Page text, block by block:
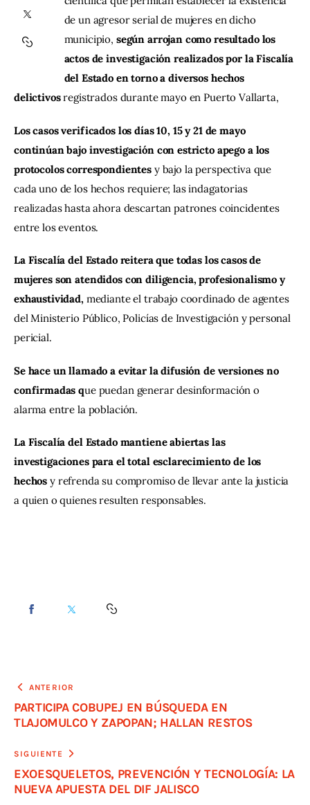
Contacto
de un agresor serial de mujeres en dicho
municipio, según arrojan como resultado los
actos de investigación realizados por la Fiscalía
del Estado en torno a diversos hechos
delictivos registrados durante mayo en Puerto Vallarta,
Los casos verificados los días 10, 15 y 21 de mayo
continúan bajo investigación con estricto apego a los
protocolos correspondientes y bajo la perspectiva que
cada uno de los hechos requiere; las indagatorias
realizadas hasta ahora descartan patrones coincidentes
entre los eventos.
La Fiscalía del Estado reitera que todas los casos de
mujeres son atendidos con diligencia, profesionalismo y
exhaustividad, mediante el trabajo coordinado de agentes
del Ministerio Público, Policías de Investigación y personal
pericial.
Se hace un llamado a evitar la difusión de versiones no
confirmadas que puedan generar desinformación o
alarma entre la población.
La Fiscalía del Estado mantiene abiertas las
investigaciones para el total esclarecimiento de los
hechos y refrenda su compromiso de llevar ante la justicia
a quien o quienes resulten responsables.
ANTERIOR
PARTICIPA COBUPEJ EN BÚSQUEDA EN
TLAJOMULCO Y ZAPOPAN; HALLAN RESTOS
SIGUIENTE
EXOESQUELETOS, PREVENCIÓN Y TECNOLOGÍA: LA
NUEVA APUESTA DEL DIF JALISCO